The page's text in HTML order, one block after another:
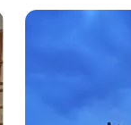
廻る散策路が